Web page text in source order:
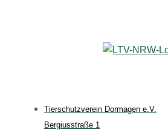
Tierschutzverein Dormagen e.V.
Bergiusstraße 1